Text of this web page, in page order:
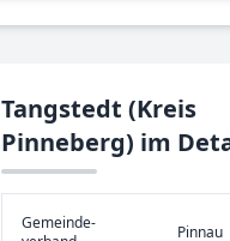
Tangstedt (Kreis
Pinneberg) im
Gemeinde­
Pinnau